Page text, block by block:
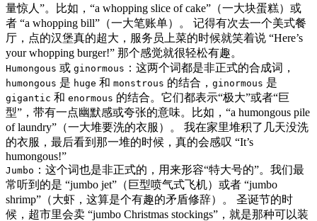
量惊人”。比如，“a whopping slice of cake”（一大块蛋糕）或
者 “a whopping bill”（一大笔账单）。 记得有次去一个美式餐
厅，点的汉堡真的超大，服务员上菜的时候就笑着说 “Here’s
your whopping burger!” 那个感觉就很轻松有趣。
Humongous 或 ginormous ：这两个词都是非正式的合成词，
humongous 是 huge 和 monstrous 的结合， ginormous 是
gigantic 和 enormous 的结合。它们都表示“极大”或者“巨
型”，带有一点幽默感或夸张的意味。比如，“a humongous pile
of laundry”（一大堆要洗的衣服）。 我在家里堆积了几天没洗
的衣服，最后看到那一堆的时候，真的会感叹 “It’s
humongous!”
Jumbo ：这个词也是非正式的，用来形容“特大号的”。我们最
常听到的是 “jumbo jet”（巨型喷气式飞机）或者 “jumbo
shrimp”（大虾，这算是个有趣的矛盾修辞）。 圣诞节的时
候，超市里会卖 “jumbo Christmas stockings”，就是那种可以装